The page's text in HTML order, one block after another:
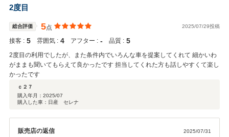
かり対応してまいりますので、末長く宜しくお願い致します。
2度目
総合評価 5点 2025/07/29投稿
接客 : 5 雰囲気 : 4 アフター : ‐ 品質 : 5
2度目の利用でしたが、また条件内でいろんな車を提案してくれて 細かいわ
がままも聞いてもらえて良かったです 担当してくれた方も話しやすくて楽し
かったです
ｃ２７
購入年月： 2025/07
購入した車：日産 セレナ
販売店の返信 2025/07/31